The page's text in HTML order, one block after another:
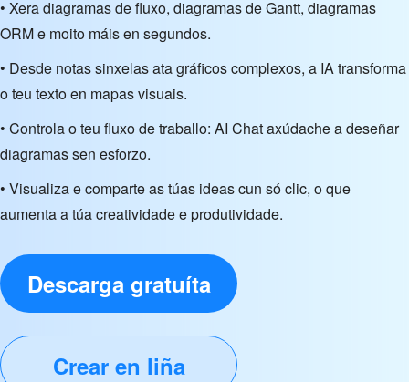
• Xera diagramas de fluxo, diagramas de Gantt, diagramas
ORM e moito máis en segundos.
• Desde notas sinxelas ata gráficos complexos, a IA transforma
o teu texto en mapas visuais.
• Controla o teu fluxo de traballo: AI Chat axúdache a deseñar
diagramas sen esforzo.
• Visualiza e comparte as túas ideas cun só clic, o que
aumenta a túa creatividade e produtividade.
Descarga gratuíta
Crear en liña